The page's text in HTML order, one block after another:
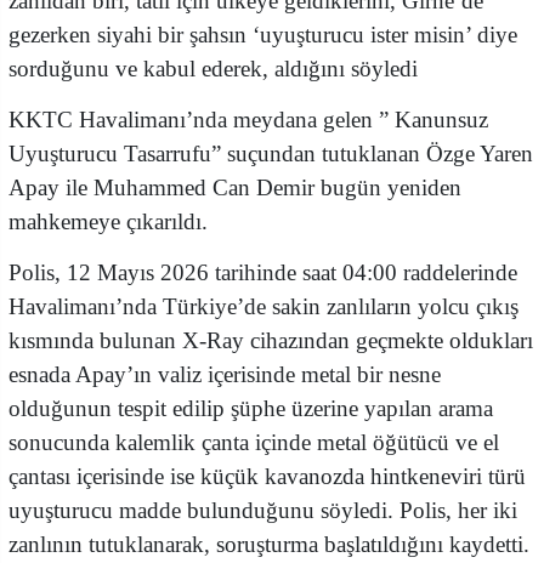
gezerken siyahi bir şahsın ‘uyuşturucu ister misin’ diye
sorduğunu ve kabul ederek, aldığını söyledi
KKTC Havalimanı’nda meydana gelen ” Kanunsuz
Uyuşturucu Tasarrufu” suçundan tutuklanan Özge Yaren
Apay ile Muhammed Can Demir bugün yeniden
mahkemeye çıkarıldı.
Polis, 12 Mayıs 2026 tarihinde saat 04:00 raddelerinde
Havalimanı’nda Türkiye’de sakin zanlıların yolcu çıkış
kısmında bulunan X-Ray cihazından geçmekte oldukları
esnada Apay’ın valiz içerisinde metal bir nesne
olduğunun tespit edilip şüphe üzerine yapılan arama
sonucunda kalemlik çanta içinde metal öğütücü ve el
çantası içerisinde ise küçük kavanozda hintkeneviri türü
uyuşturucu madde bulunduğunu söyledi. Polis, her iki
zanlının tutuklanarak, soruşturma başlatıldığını kaydetti.